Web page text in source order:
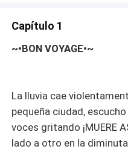
Capítulo 1
~•BON VOYAGE•~
La lluvia cae
pequeña ciudad,
voces gritando ¡MUERE
lado a otro en la